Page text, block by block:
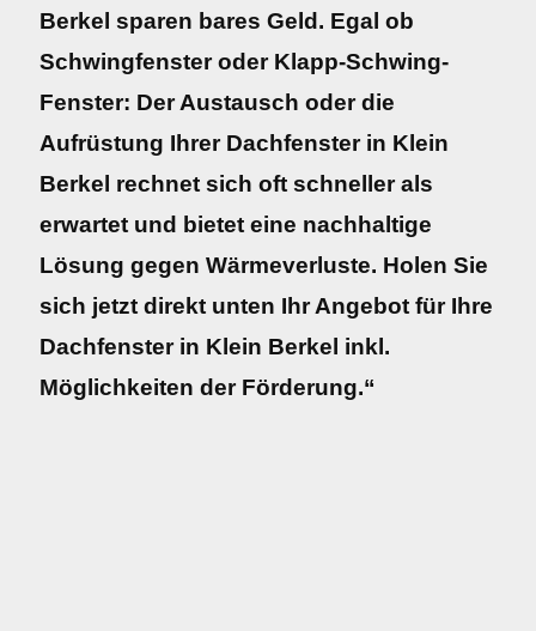
Berkel sparen bares Geld. Egal ob
Schwingfenster oder Klapp-Schwing-
Fenster: Der Austausch oder die
Aufrüstung Ihrer Dachfenster in Klein
Berkel rechnet sich oft schneller als
erwartet und bietet eine nachhaltige
Lösung gegen Wärmeverluste. Holen Sie
sich jetzt direkt unten Ihr Angebot für Ihre
Dachfenster in Klein Berkel inkl.
Möglichkeiten der Förderung.“